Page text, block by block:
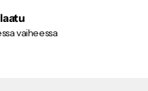
vaiheessa